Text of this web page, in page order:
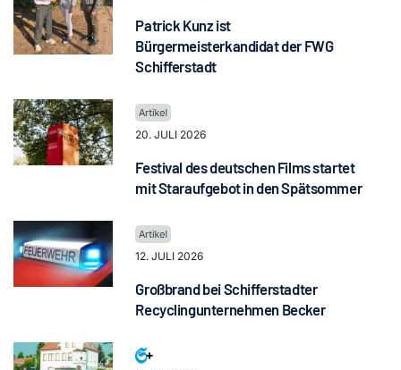
Patrick Kunz ist
Bürgermeisterkandidat der FWG
Schifferstadt
20. JULI 2026
Festival des deutschen Films startet
mit Staraufgebot in den Spätsommer
12. JULI 2026
Großbrand bei Schifferstadter
Recyclingunternehmen Becker